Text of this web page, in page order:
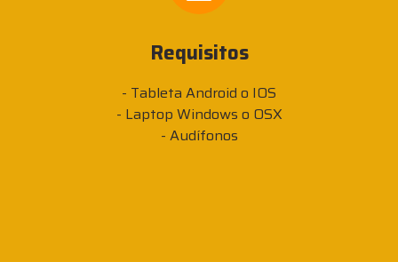
Requisitos
- Tableta Android o IOS
- Laptop Windows o OSX
- Audífonos